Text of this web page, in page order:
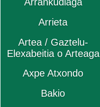
Arrieta
Artea / Gaztelu-
Elexabeitia o Arteaga
Axpe Atxondo
Bakio